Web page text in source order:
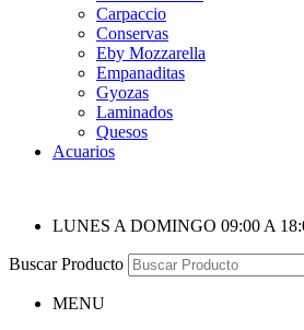
Carpaccio
Conservas
Eby Mozzarella
Empanaditas
Gyozas
Laminados
Quesos
Acuarios
LUNES A DOMINGO 09:00 A
Buscar Producto
MENU